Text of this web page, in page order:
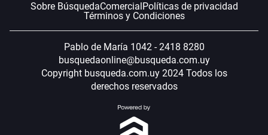
Sobre BúsquedaComercial Políticas de privacidad
Términos y Condiciones
Pablo de María 1042 - 2418 8280
busquedaonline@busqueda.com.uy
Copyright busqueda.com.uy 2024 Todos los
derechos reservados